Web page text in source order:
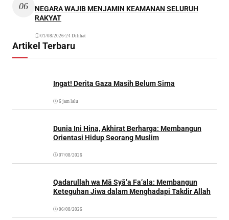
06
NEGARA WAJIB MENJAMIN KEAMANAN SELURUH
RAKYAT
01/08/2026•24 Dilihat
Artikel Terbaru
Ingat! Derita Gaza Masih Belum Sirna
6 jam lalu
Dunia Ini Hina, Akhirat Berharga: Membangun
Orientasi Hidup Seorang Muslim
07/08/2026
Qadarullah wa Mā Syā’a Fa’ala: Membangun
Keteguhan Jiwa dalam Menghadapi Takdir Allah
06/08/2026